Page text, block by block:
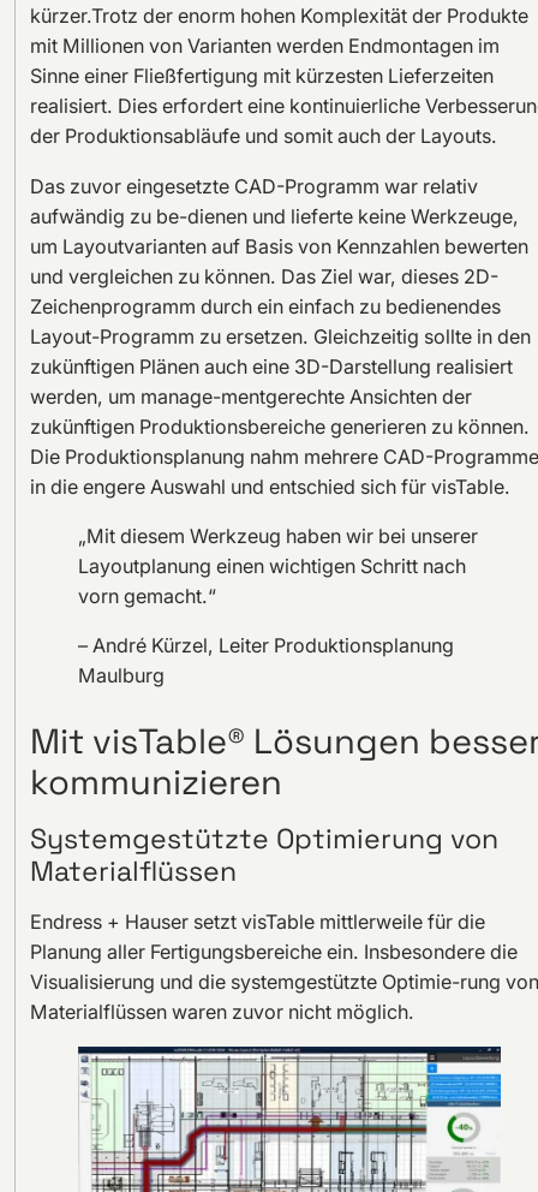
kürzer.Trotz der enorm hohen Komplexität der Produkte
mit Millionen von Varianten werden Endmontagen im
Sinne einer Fließfertigung mit kürzesten Lieferzeiten
realisiert. Dies erfordert eine kontinuierliche
der Produktionsabläufe und somit auch der Layouts.
Das zuvor eingesetzte CAD-Programm war relativ
aufwändig zu be-dienen und lieferte keine Werkzeuge,
um Layoutvarianten auf Basis von Kennzahlen bewerten
und vergleichen zu können. Das Ziel war, dieses 2D-
Zeichenprogramm durch ein einfach zu bedienendes
Layout-Programm zu ersetzen. Gleichzeitig sollte in den
zukünftigen Plänen auch eine 3D-Darstellung realisiert
werden, um manage-mentgerechte Ansichten der
zukünftigen Produktionsbereiche generieren zu können.
Die Produktionsplanung nahm mehrere CAD-Programme
in die engere Auswahl und entschied sich für visTable.
„Mit diesem Werkzeug haben wir bei unserer
Layoutplanung einen wichtigen Schritt nach
vorn gemacht.“
– André Kürzel, Leiter Produktionsplanung
Maulburg
Mit visTable® Lösungen
kommunizieren
Systemgestützte Optimierung von
Materialflüssen
Endress + Hauser setzt visTable mittlerweile für die
Planung aller Fertigungsbereiche ein. Insbesondere die
Visualisierung und die systemgestützte Optimie-rung von
Materialflüssen waren zuvor nicht möglich.